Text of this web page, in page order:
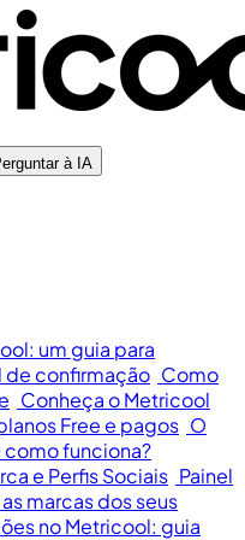
à IA
um guia para
de confirmação Como
Conheça o Metricool
Free e pagos O
como funciona?
e Perfis Sociais Painel
marcas dos seus
no Metricool: guia